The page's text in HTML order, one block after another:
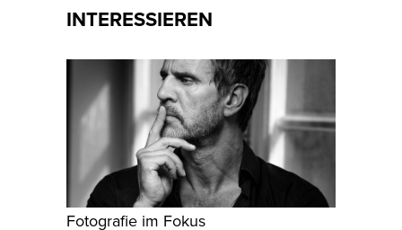
INTERESSIEREN
Fotografie im Fokus